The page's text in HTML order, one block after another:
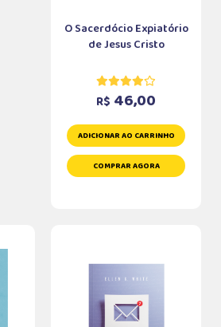
O Sacerdócio Expiatório
de Jesus Cristo
R$ 46,00
ADICIONAR AO CARRINHO
COMPRAR AGORA